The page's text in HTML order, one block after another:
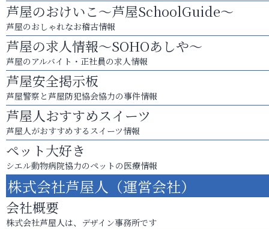
芦屋のおけいこ～芦屋SchoolGuide～
芦屋のおしゃれなお稽古情報
芦屋の求人情報～SOHOあしや～
芦屋のアルバイト・正社員の求人情報
芦屋安全掲示板
芦屋警察と芦屋防犯協会協力の事件情報
芦屋人おすすめスイーツ
芦屋人がおすすめするスイーツ情報
ペット大好き
シエル動物病院協力のペットの医療情報
株式会社芦屋人（運営会社）
会社概要
株式会社芦屋人は、デザイン事務所です